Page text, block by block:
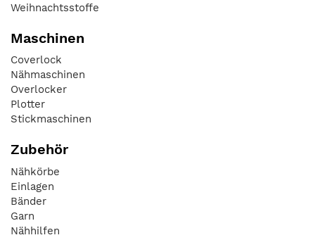
Weihnachtsstoffe
Maschinen
Coverlock
Nähmaschinen
Overlocker
Plotter
Stickmaschinen
Zubehör
Nähkörbe
Einlagen
Bänder
Garn
Nähhilfen